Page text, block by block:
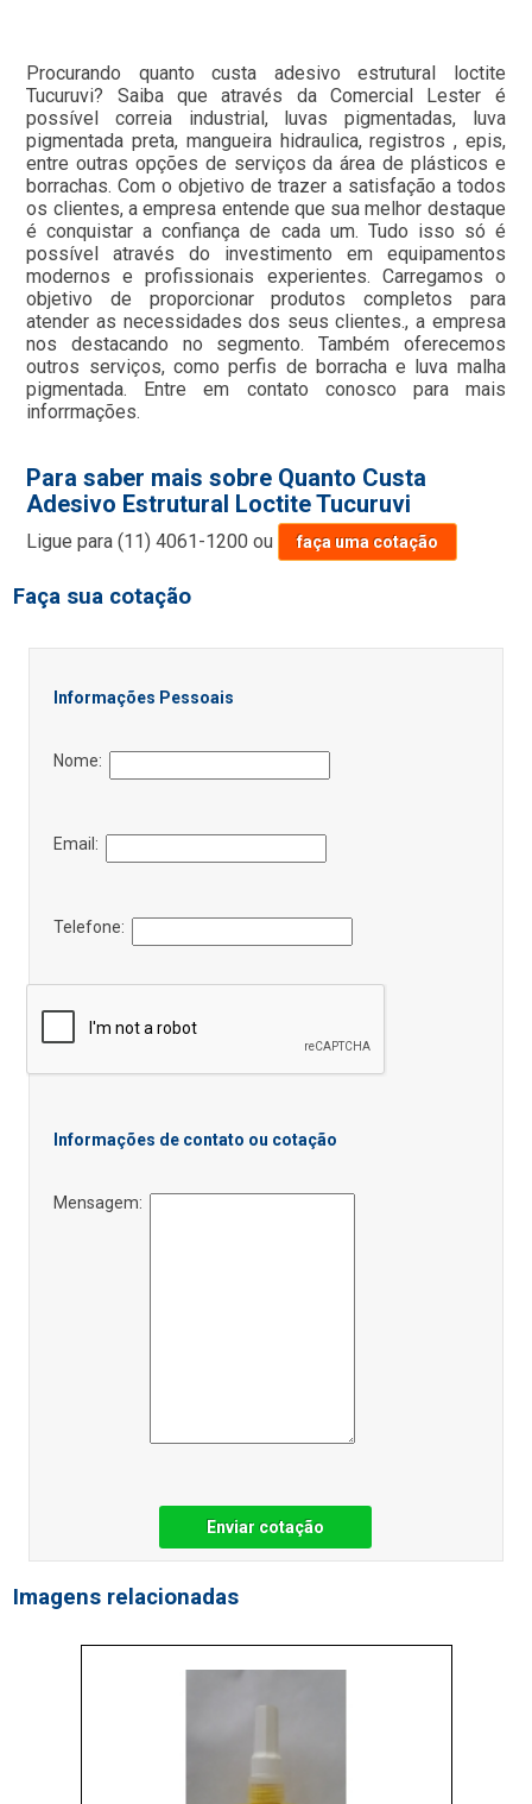
Procurando quanto custa adesivo estrutural loctite
Tucuruvi? Saiba que através da Comercial Lester é
possível correia industrial, luvas pigmentadas, luva
pigmentada preta, mangueira hidraulica, registros , epis,
entre outras opções de serviços da área de plásticos e
borrachas. Com o objetivo de trazer a satisfação a todos
os clientes, a empresa entende que sua melhor destaque
é conquistar a confiança de cada um. Tudo isso só é
possível através do investimento em equipamentos
modernos e profissionais experientes. Carregamos o
objetivo de proporcionar produtos completos para
atender as necessidades dos seus clientes., a empresa
nos destacando no segmento. Também oferecemos
outros serviços, como perfis de borracha e luva malha
pigmentada. Entre em contato conosco para mais
inforrmações.
Para saber mais sobre Quanto Custa
Adesivo Estrutural Loctite Tucuruvi
Ligue para(11) 4061-1200 ou faça uma cotação
Faça sua cotação
Informações Pessoais
Nome:
Email:
Telefone:
Informações de contato ou cotação
Mensagem:
Enviar cotação
Imagens relacionadas